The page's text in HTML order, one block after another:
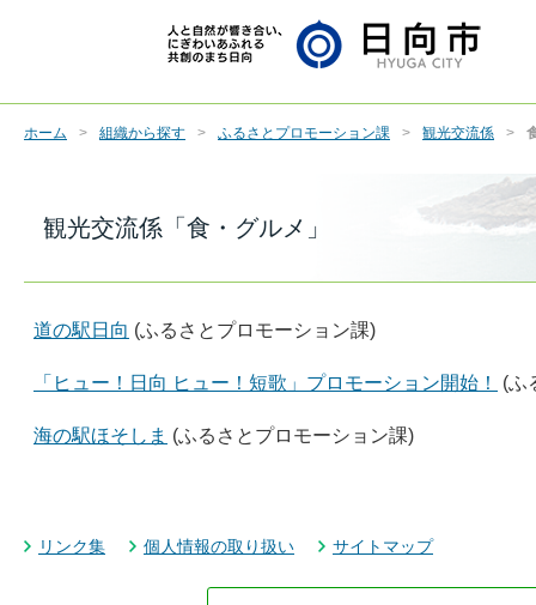
ホーム 組織から探す ふるさとプロモーション課 観光交流係
観光交流係「食・グルメ」
道の駅日向 (ふるさとプロモーション課)
「ヒュー！日向 ヒュー！短歌」プロモーション開始！ (ふ
海の駅ほそしま (ふるさとプロモーション課)
リンク集 個人情報の取り扱い サイトマップ